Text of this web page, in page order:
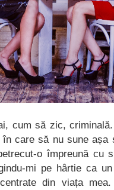
cum să zic,
care să nu sune așa
o împreună cu
mi pe hârtie ca
din viața